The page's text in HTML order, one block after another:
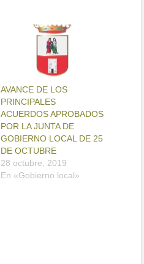
AVANCE DE LOS
PRINCIPALES
ACUERDOS APROBADOS
POR LA JUNTA DE
GOBIERNO LOCAL DE 25
DE OCTUBRE
28 octubre, 2019
En «Gobierno local»